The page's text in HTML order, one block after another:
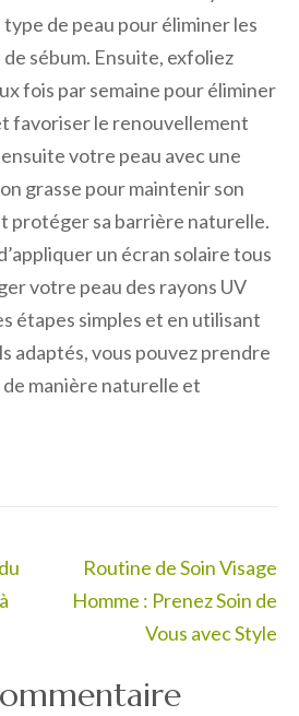
de peau pour éliminer les
sébum. Ensuite, exfoliez
fois par semaine pour éliminer
favoriser le renouvellement
votre peau avec une
grasse pour maintenir son
protéger sa barrière naturelle.
un écran solaire tous
votre peau des rayons UV
étapes simples et en utilisant
adaptés, vous pouvez prendre
manière naturelle et
Routine de Soin Visage
Homme : Prenez Soin de
Vous avec Style